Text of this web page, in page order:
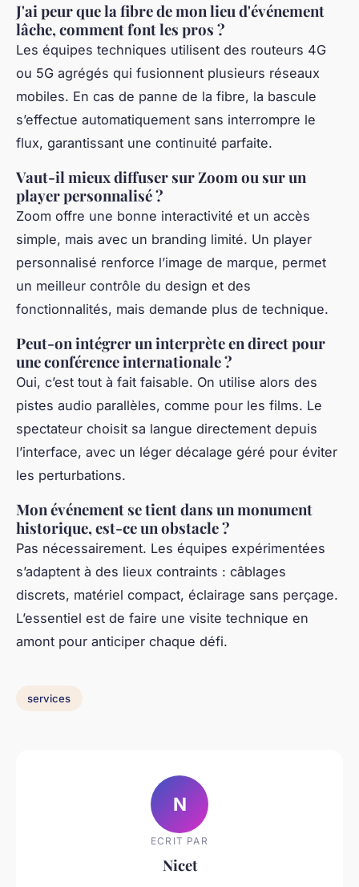
J'ai peur que la fibre de mon lieu d'événement
lâche, comment font les pros ?
Les équipes techniques utilisent des routeurs 4G
ou 5G agrégés qui fusionnent plusieurs réseaux
mobiles. En cas de panne de la fibre, la bascule
s’effectue automatiquement sans interrompre le
flux, garantissant une continuité parfaite.
Vaut-il mieux diffuser sur Zoom ou sur un
player personnalisé ?
Zoom offre une bonne interactivité et un accès
simple, mais avec un branding limité. Un player
personnalisé renforce l’image de marque, permet
un meilleur contrôle du design et des
fonctionnalités, mais demande plus de technique.
Peut-on intégrer un interprète en direct pour
une conférence internationale ?
Oui, c’est tout à fait faisable. On utilise alors des
pistes audio parallèles, comme pour les films. Le
spectateur choisit sa langue directement depuis
l’interface, avec un léger décalage géré pour éviter
les perturbations.
Mon événement se tient dans un monument
historique, est-ce un obstacle ?
Pas nécessairement. Les équipes expérimentées
s’adaptent à des lieux contraints : câblages
discrets, matériel compact, éclairage sans perçage.
L’essentiel est de faire une visite technique en
amont pour anticiper chaque défi.
services
N
ECRIT PAR
Nicet